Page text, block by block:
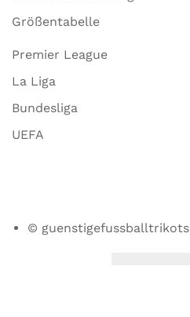
Größentabelle
Premier League
La Liga
Bundesliga
UEFA
©